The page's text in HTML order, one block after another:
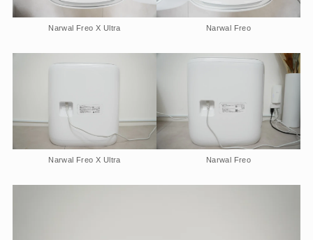
Narwal Freo X Ultra Narwal Freo
Narwal Freo X Ultra Narwal Freo